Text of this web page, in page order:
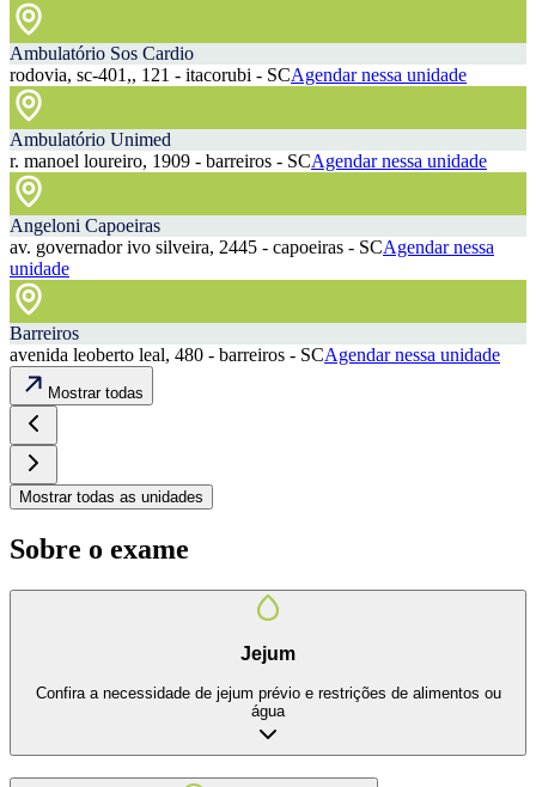
Ambulatório Sos Cardio
rodovia, sc-401,, 121 - itacorubi - SCAgendar nessa unidade
Ambulatório Unimed
r. manoel loureiro, 1909 - barreiros - SCAgendar nessa unidade
Angeloni Capoeiras
av. governador ivo silveira, 2445 - capoeiras - SCAgendar nessa
unidade
Barreiros
avenida leoberto leal, 480 - barreiros - SCAgendar nessa unidade
Mostrar todas
Mostrar todas as unidades
Sobre o exame
Jejum
Confira a necessidade de jejum prévio e restrições de alimentos ou
água